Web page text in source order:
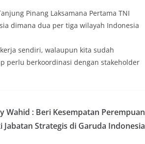
Pinang Laksamana Pertama TNI
dimana dua per tiga wilayah Indonesia
sendiri, walaupun kita sudah
perlu berkoordinasi dengan stakeholder
Wahid : Beri Kesempatan Perempuan
Jabatan Strategis di Garuda Indonesia